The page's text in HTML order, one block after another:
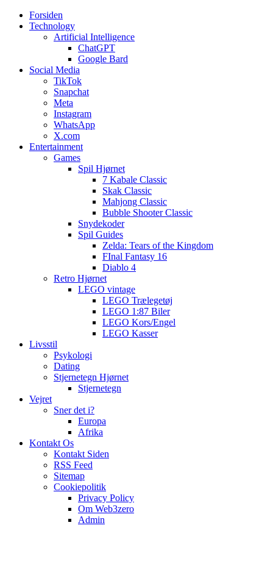
Web3zero.dk
Web3zero.dk
Forsiden
Technology
Artificial Intelligence
ChatGPT
Google Bard
Social Media
TikTok
Snapchat
Meta
Instagram
WhatsApp
X.com
Entertainment
Games
Spil Hjørnet
7 Kabale Classic
Skak Classic
Mahjong Classic
Bubble Shooter Classic
Snydekoder
Spil Guides
Zelda: Tears of the Kingdom
FInal Fantasy 16
Diablo 4
Retro Hjørnet
LEGO vintage
LEGO Trælegetøj
LEGO 1:87 Biler
LEGO Kors/Engel
LEGO Kasser
Livsstil
Psykologi
Dating
Stjernetegn Hjørnet
Stjernetegn
Vejret
Sner det i?
Europa
Afrika
Kontakt Os
Kontakt Siden
RSS Feed
Sitemap
Cookiepolitik
Privacy Policy
Om Web3zero
Admin